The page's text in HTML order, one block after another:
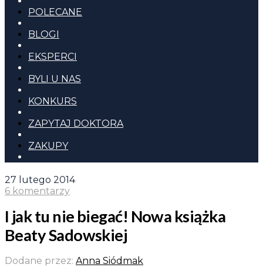
POLECANE
BLOGI
EKSPERCI
BYLI U NAS
KONKURS
ZAPYTAJ DOKTORA
ZAKUPY
27 lutego 2014
6 komentarzy
I jak tu nie biegać! Nowa książka
Beaty Sadowskiej
Dodane przez: Anna Siódmak